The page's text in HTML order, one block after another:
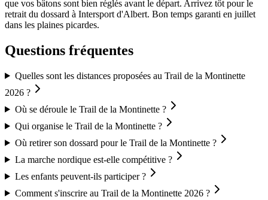
que vos bâtons sont bien réglés avant le départ. Arrivez tôt pour le
retrait du dossard à Intersport d'Albert. Bon temps garanti en juillet
dans les plaines picardes.
Questions fréquentes
Quelles sont les distances proposées au Trail de la Montinette
2026 ?
Où se déroule le Trail de la Montinette ?
Qui organise le Trail de la Montinette ?
Où retirer son dossard pour le Trail de la Montinette ?
La marche nordique est-elle compétitive ?
Les enfants peuvent-ils participer ?
Comment s'inscrire au Trail de la Montinette 2026 ?